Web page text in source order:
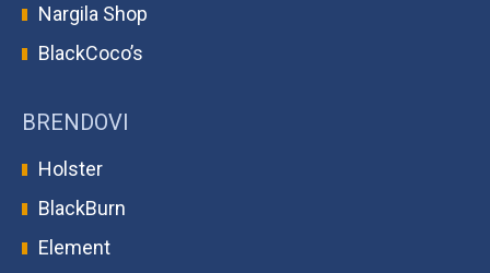
Nargila Shop
BlackCoco’s
BRENDOVI
Holster
BlackBurn
Element